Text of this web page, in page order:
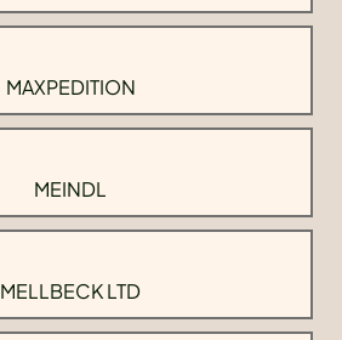
MAXPEDITION
MEINDL
MELLBECK LTD